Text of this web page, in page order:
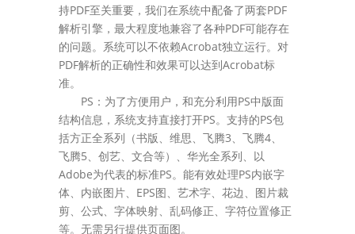
持PDF至关重要，我们在系统中配备了两套PDF
解析引擎，最大程度地兼容了各种PDF可能存在
的问题。系统可以不依赖Acrobat独立运行。对
PDF解析的正确性和效果可以达到Acrobat标
准。
PS：为了方便用户，和充分利用PS中版面
结构信息，系统支持直接打开PS。支持的PS包
括方正全系列（书版、维思、飞腾3、飞腾4、
飞腾5、创艺、文合等）、华光全系列、以
Adobe为代表的标准PS。能有效处理PS内嵌字
体、内嵌图片、EPS图、艺术字、花边、图片裁
剪、公式、字体映射、乱码修正、字符位置修正
等。无需另行提供页面图。